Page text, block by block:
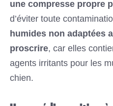
une compresse propre
d’éviter toute
humides non adaptées
proscrire, car elles
agents irritants pour les
chien.